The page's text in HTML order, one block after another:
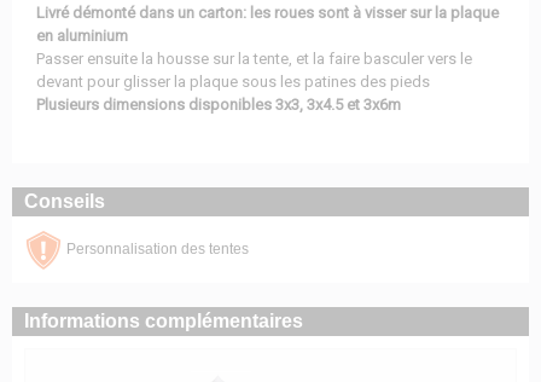
Livré démonté dans un carton: les roues sont à visser sur la plaque
en aluminium
Passer ensuite la housse sur la tente, et la faire basculer vers le
devant pour glisser la plaque sous les patines des pieds
Plusieurs dimensions disponibles 3x3, 3x4.5 et 3x6m
Conseils
Personnalisation des tentes
Informations complémentaires